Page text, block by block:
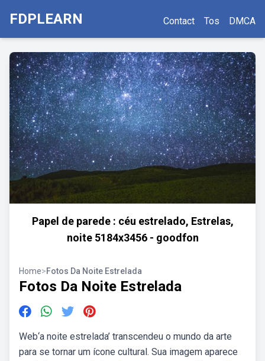
FDPLEARN Contact Tos DMCA
Papel de parede : céu estrelado, Estrelas,
noite 5184x3456 - goodfon
Home>Fotos Da Noite Estrelada
Fotos Da Noite Estrelada
Web‘a noite estrelada’ transcendeu o mundo da arte
para se tornar um ícone cultural. Sua imagem aparece